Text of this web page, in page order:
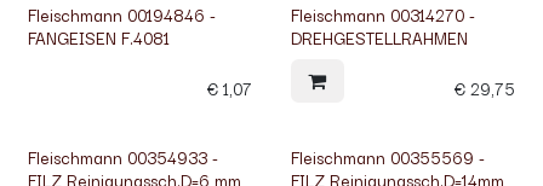
Fleischmann 00194846 -
FANGEISEN F.4081
€1,07
Fleischmann 00314270 -
DREHGESTELLRAHMEN
€29,75
Fleischmann 00354933 -
FILZ Reinigungssch.D=6 mm
Fleischmann 00355569 -
FILZ Reinigungssch.D=14mm